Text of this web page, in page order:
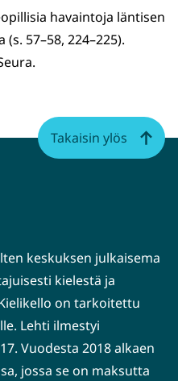
havaintoja läntisen
57–58, 224–225).
keskuksen julkaisema
kielestä ja
on tarkoitettu
Lehti ilmestyi
Vuodesta 2018 alkaen
jossa se on maksutta
Takaisin ylös